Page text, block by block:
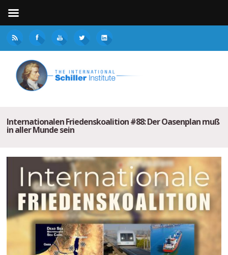
Internationalen Friedenskoalition #88: Der Oasenplan muß
in aller Munde sein